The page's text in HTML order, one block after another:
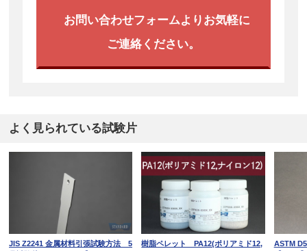
お問い合わせフォームよりお気軽に
ご連絡ください。
よく見られている試験片
JIS Z2241 金属材料引張試験方法 5
樹脂ペレット PA12(ポリアミド12,
ASTM